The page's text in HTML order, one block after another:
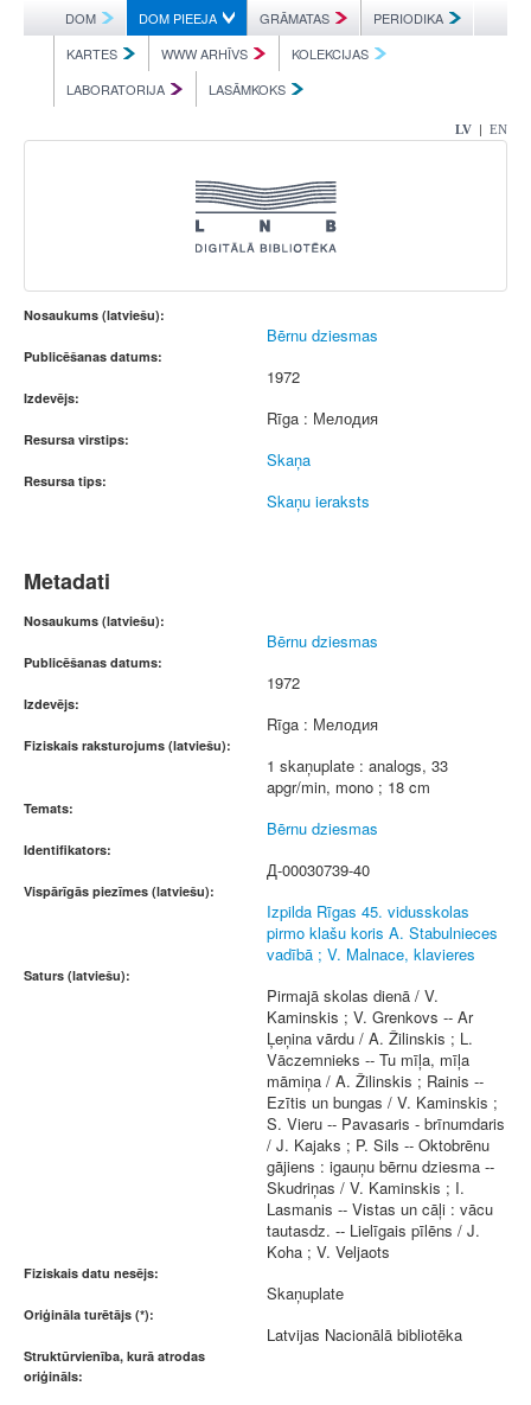
DOM DOM PIEEJA GRĀMATAS
PERIODIKA
KARTES
WWW ARHĪVS
KOLEKCIJAS
LABORATORIJA
LASĀMKOKS
LV | EN
Nosaukums (latviešu):
Bērnu dziesmas
Publicēšanas datums:
1972
Izdevējs:
Rīga : Мелодия
Resursa virstips:
Skaņa
Resursa tips:
Skaņu ieraksts
Metadati
Nosaukums (latviešu):
Bērnu dziesmas
Publicēšanas datums:
1972
Izdevējs:
Rīga : Мелодия
Fiziskais raksturojums (latviešu):
1 skaņuplate : analogs, 33
apgr/min, mono ; 18 cm
Temats:
Bērnu dziesmas
Identifikators:
Д-00030739-40
Vispārīgās piezīmes (latviešu):
Izpilda Rīgas 45. vidusskolas
pirmo klašu koris A. Stabulnieces
vadībā ; V. Malnace, klavieres
Saturs (latviešu):
Pirmajā skolas dienā / V.
Kaminskis ; V. Grenkovs -- Ar
Ļeņina vārdu / A. Žilinskis ; L.
Vāczemnieks -- Tu mīļa, mīļa
māmiņa / A. Žilinskis ; Rainis --
Ezītis un bungas / V. Kaminskis ;
S. Vieru -- Pavasaris - brīnumdaris
/ J. Kajaks ; P. Sils -- Oktobrēnu
gājiens : igauņu bērnu dziesma --
Skudriņas / V. Kaminskis ; I.
Lasmanis -- Vistas un cāļi : vācu
tautasdz. -- Lielīgais pīlēns / J.
Koha ; V. Veljaots
Fiziskais datu nesējs:
Skaņuplate
Oriģināla turētājs (*):
Latvijas Nacionālā bibliotēka
Struktūrvienība, kurā atrodas
oriģināls: